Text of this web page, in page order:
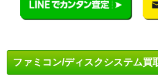
ファミコン/ディスクシステム買